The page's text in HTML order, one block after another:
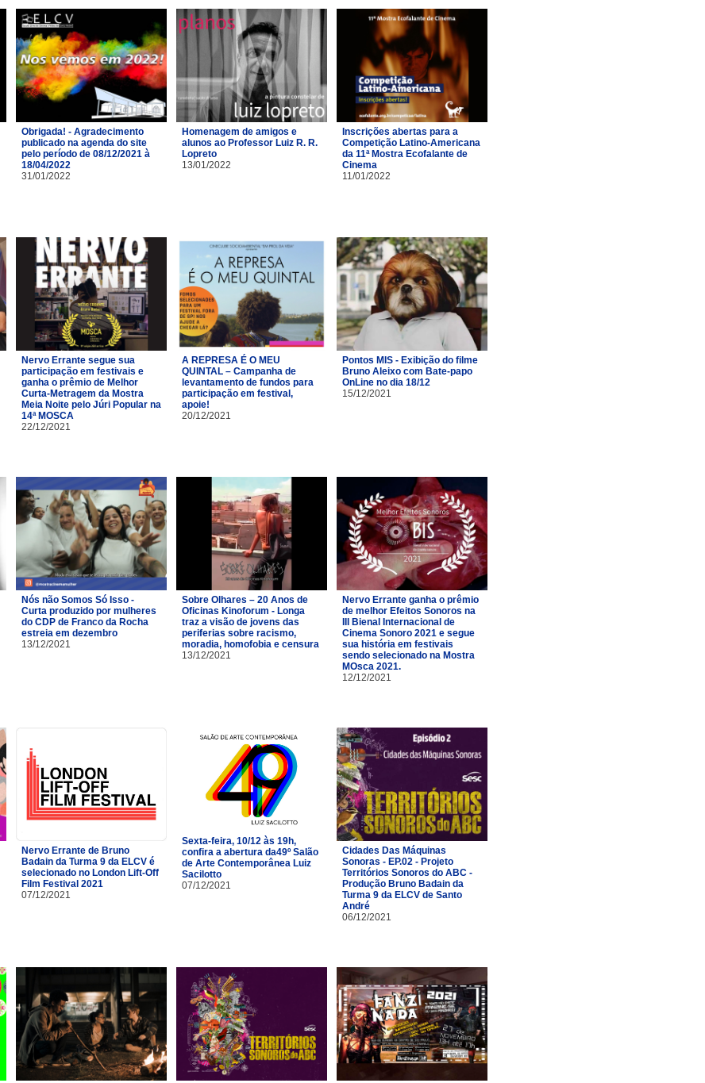
Obrigada! - Agradecimento
publicado na agenda do site
pelo período de 08/12/2021 à
18/04/2022
31/01/2022
Homenagem de amigos e
alunos ao Professor Luiz R. R.
Lopreto
13/01/2022
Inscrições abertas para a
Competição Latino-Americana
da 11ª Mostra Ecofalante de
Cinema
11/01/2022
Nervo Errante segue sua
participação em festivais e
ganha o prêmio de Melhor
Curta-Metragem da Mostra
Meia Noite pelo Júri Popular na
14ª MOSCA
22/12/2021
A REPRESA É O MEU
QUINTAL – Campanha de
levantamento de fundos para
participação em festival,
apoie!
20/12/2021
Pontos MIS - Exibição do filme
Bruno Aleixo com Bate-papo
OnLine no dia 18/12
15/12/2021
Nós não Somos Só Isso -
Curta produzido por mulheres
do CDP de Franco da Rocha
estreia em dezembro
13/12/2021
Sobre Olhares – 20 Anos de
Oficinas Kinoforum - Longa
traz a visão de jovens das
periferias sobre racismo,
moradia, homofobia e censura
13/12/2021
Nervo Errante ganha o prêmio
de melhor Efeitos Sonoros na
III Bienal Internacional de
Cinema Sonoro 2021 e segue
sua história em festivais
sendo selecionado na Mostra
MOsca 2021.
12/12/2021
Nervo Errante de Bruno
Badain da Turma 9 da ELCV é
selecionado no London Lift-Off
Film Festival 2021
07/12/2021
Sexta-feira, 10/12 às 19h,
confira a abertura da49º Salão
de Arte Contemporânea Luiz
Sacilotto
07/12/2021
Cidades Das Máquinas
Sonoras - EP.02 - Projeto
Territórios Sonoros do ABC -
Produção Bruno Badain da
Turma 9 da ELCV de Santo
André
06/12/2021